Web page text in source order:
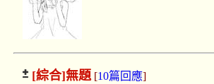
[綜合]無題[10篇回應]